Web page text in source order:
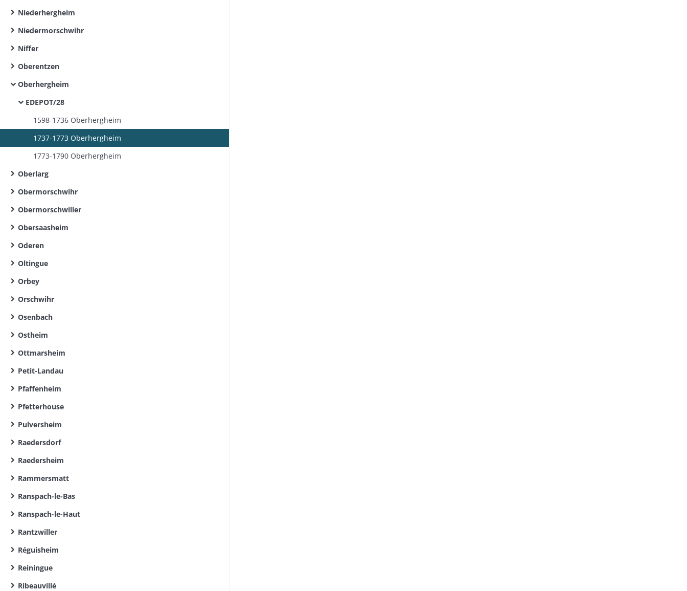
Niederhergheim
Niedermorschwihr
Niffer
Oberentzen
Oberhergheim
EDEPOT/28
1598-1736 Oberhergheim
1737-1773 Oberhergheim
1773-1790 Oberhergheim
Oberlarg
Obermorschwihr
Obermorschwiller
Obersaasheim
Oderen
Oltingue
Orbey
Orschwihr
Osenbach
Ostheim
Ottmarsheim
Petit-Landau
Pfaffenheim
Pfetterhouse
Pulversheim
Raedersdorf
Raedersheim
Rammersmatt
Ranspach-le-Bas
Ranspach-le-Haut
Rantzwiller
Réguisheim
Reiningue
Ribeauvillé